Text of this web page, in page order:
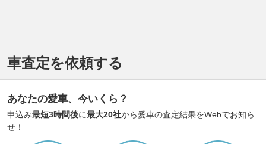
車査定を依頼する
あなたの愛車、今いくら？
申込み最短3時間後に最大20社から愛車の査定結果をWebでお知ら
せ！